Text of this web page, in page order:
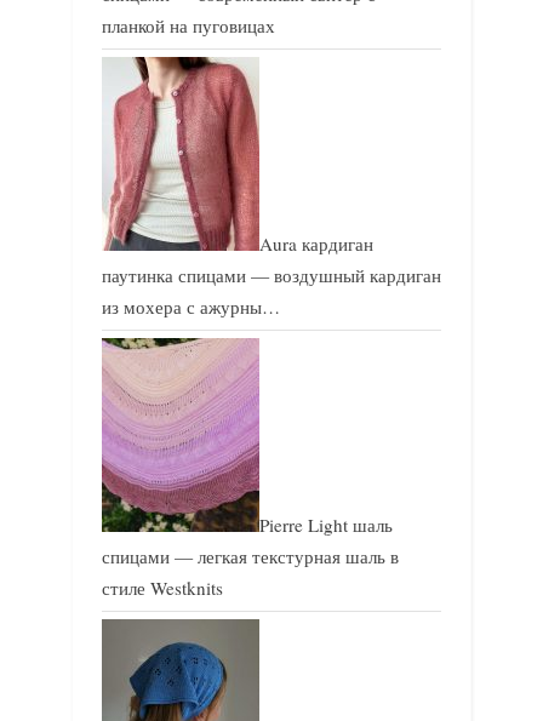
планкой на пуговицах
Aura кардиган
паутинка спицами — воздушный кардиган
из мохера с ажурны…
Pierre Light шаль
спицами — легкая текстурная шаль в
стиле Westknits